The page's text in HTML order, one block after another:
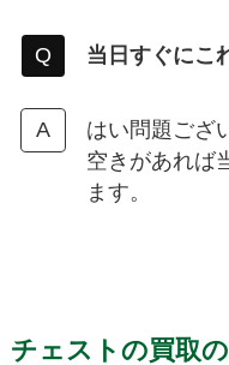
当日すぐにこ
はい問題ござ
空きがあれば
ます。
チェストの買取